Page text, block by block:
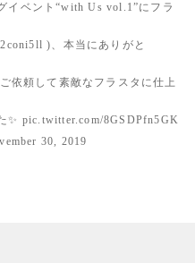
イベント“with Us vol.1”にフラ
)、本当にありがと
依頼して素敵なフラスタに仕上
✨ pic.twitter.com/8GSDPfn5GK
30, 2019